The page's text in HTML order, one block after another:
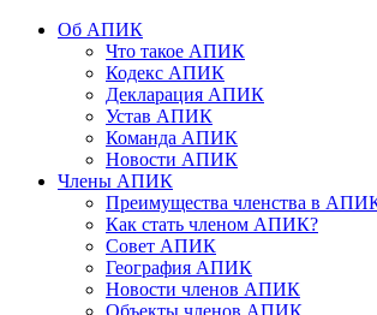
Об АПИК
Что такое АПИК
Кодекс АПИК
Декларация АПИК
Устав АПИК
Команда АПИК
Новости АПИК
Члены АПИК
Преимущества членства в
Как стать членом АПИК?
Совет АПИК
География АПИК
Новости членов АПИК
Объекты членов АПИК